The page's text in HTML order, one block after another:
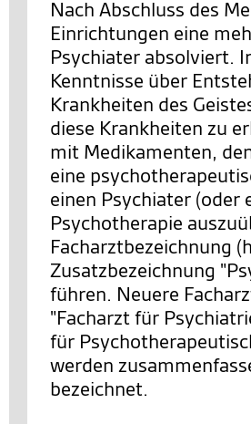
Nach Abschluss des
Einrichtungen eine
Psychiater absolviert.
Kenntnisse über
Krankheiten des
diese Krankheiten zu
mit Medikamenten,
eine
einen Psychiater (oder
Psychotherapie
Facharztbezeichnung
Zusatzbezeichnung
führen. Neuere
"Facharzt für
für
werden
bezeichnet.